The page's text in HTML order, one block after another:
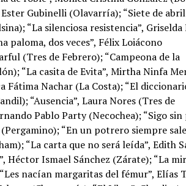
Gubinelli (Olavarría); “Siete de
“La silenciosa resistencia”, Griselda
paloma, dos veces”, Félix Loiácono
(Tres de Febrero); “Campeona de la
“La casita de Evita”, Mirtha Ninfa
Fátima Nachar (La Costa); “El
“Ausencia”, Laura Nores (Tres de
Pablo Party (Necochea); “Sigo sin
“En un potrero siempre
“La carta que no será leída”, Edith
Héctor Ismael Sánchez (Zárate); “La
nacían margaritas del fémur”, Elías